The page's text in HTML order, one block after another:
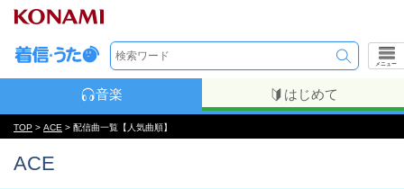
メニュー
音楽 はじめて
TOP > ACE > 配信曲一覧【人気曲順】
ACE